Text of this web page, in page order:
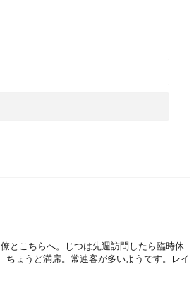
とこちらへ。じつは先週訪問したら臨時休
ょうど満席。常連客が多いようです。レイ